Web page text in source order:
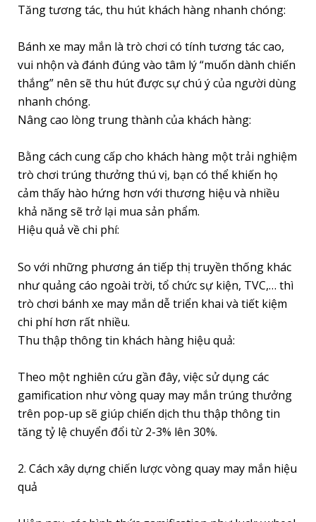
Tăng tương tác, thu hút khách hàng nhanh chóng:
Bánh xe may mắn là trò chơi có tính tương tác cao,
vui nhộn và đánh đúng vào tâm lý “muốn dành chiến
thắng” nên sẽ thu hút được sự chú ý của người dùng
nhanh chóng.
Nâng cao lòng trung thành của khách hàng:
Bằng cách cung cấp cho khách hàng một trải nghiệm
trò chơi trúng thưởng thú vị, bạn có thể khiến họ
cảm thấy hào hứng hơn với thương hiệu và nhiều
khả năng sẽ trở lại mua sản phẩm.
Hiệu quả về chi phí:
So với những phương án tiếp thị truyền thống khác
như quảng cáo ngoài trời, tổ chức sự kiện, TVC,… thì
trò chơi bánh xe may mắn dễ triển khai và tiết kiệm
chi phí hơn rất nhiều.
Thu thập thông tin khách hàng hiệu quả:
Theo một nghiên cứu gần đây, việc sử dụng các
gamification như vòng quay may mắn trúng thưởng
trên pop-up sẽ giúp chiến dịch thu thập thông tin
tăng tỷ lệ chuyển đổi từ 2-3% lên 30%.
2. Cách xây dựng chiến lược vòng quay may mắn hiệu
quả